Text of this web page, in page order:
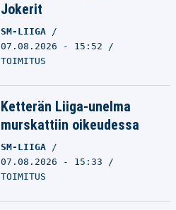
Jokerit
SM-LIIGA
07.08.2026 - 15:52
TOIMITUS
Ketterän Liiga-unelma
murskattiin oikeudessa
SM-LIIGA
07.08.2026 - 15:33
TOIMITUS